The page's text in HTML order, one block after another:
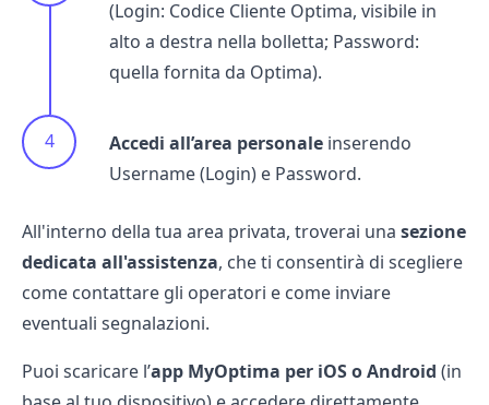
(Login: Codice Cliente Optima, visibile in
alto a destra nella bolletta; Password:
quella fornita da Optima).
Accedi all’area personale inserendo
Username (Login) e Password.
All'interno della tua area privata, troverai una sezione
dedicata all'assistenza, che ti consentirà di scegliere
come contattare gli operatori e come inviare
eventuali segnalazioni.
Puoi scaricare l’app MyOptima per iOS o Android (in